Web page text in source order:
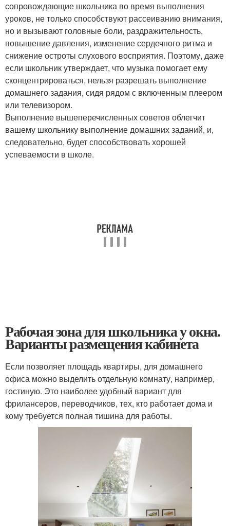
сопровождающие школьника во время выполнения
уроков, не только способствуют рассеиванию внимания,
но и вызывают головные боли, раздражительность,
повышение давления, изменение сердечного ритма и
снижение остроты слухового восприятия. Поэтому, даже
если школьник утверждает, что музыка помогает ему
сконцентрироваться, нельзя разрешать выполнение
домашнего задания, сидя рядом с включенным плеером
или телевизором.
Выполнение вышеперечисленных советов облегчит
вашему школьнику выполнение домашних заданий, и,
следовательно, будет способствовать хорошей
успеваемости в школе.
Рабочая зона для школьника у окна.
Варианты размещения кабинета
Если позволяет площадь квартиры, для домашнего
офиса можно выделить отдельную комнату, например,
гостиную. Это наиболее удобный вариант для
фрилансеров, переводчиков, тех, кто работает дома и
кому требуется полная тишина для работы.